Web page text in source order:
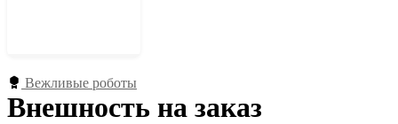
Вежливые роботы
Внешность на заказ